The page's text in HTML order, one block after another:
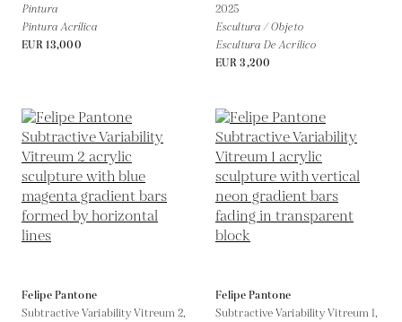
Pintura
Pintura Acrílica
EUR 13,000
2025
Escultura / Objeto
Escultura De Acrílico
EUR 3,200
Felipe Pantone
Subtractive Variability Vitreum 2,
Felipe Pantone
Subtractive Variability Vitreum 1,